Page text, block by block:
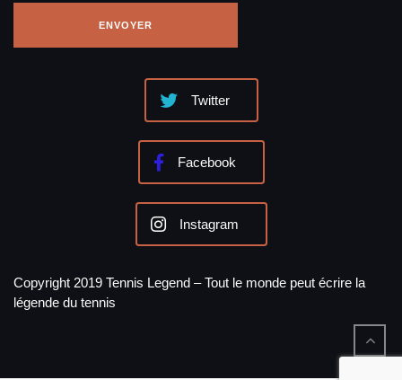
Twitter
Facebook
Instagram
Copyright 2019 Tennis Legend – Tout le monde peut écrire la
légende du tennis